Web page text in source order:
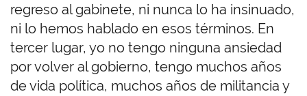
regreso al gabinete, ni nunca lo ha insinuado,
ni lo hemos hablado en esos términos. En
tercer lugar, yo no tengo ninguna ansiedad
por volver al gobierno, tengo muchos años
de vida política, muchos años de militancia y